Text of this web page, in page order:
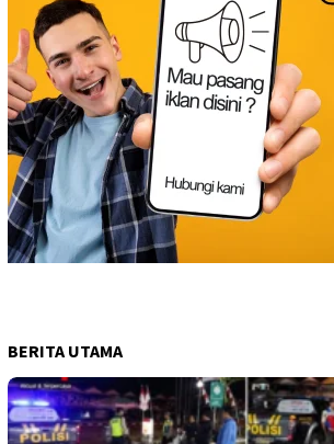
BERITA UTAMA